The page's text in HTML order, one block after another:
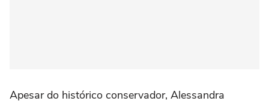
Apesar do histórico conservador, Alessandra